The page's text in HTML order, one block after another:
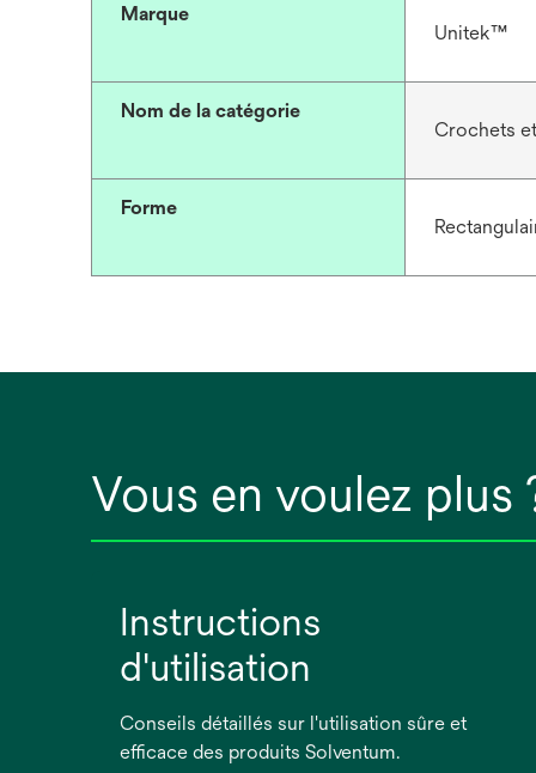
Marque
Unitek™
Nom de la catégorie
Crochets
Forme
Vous en voulez plus
Instructions
d'utilisation
Conseils détaillés sur l'utilisation sûre et
efficace des produits Solventum.